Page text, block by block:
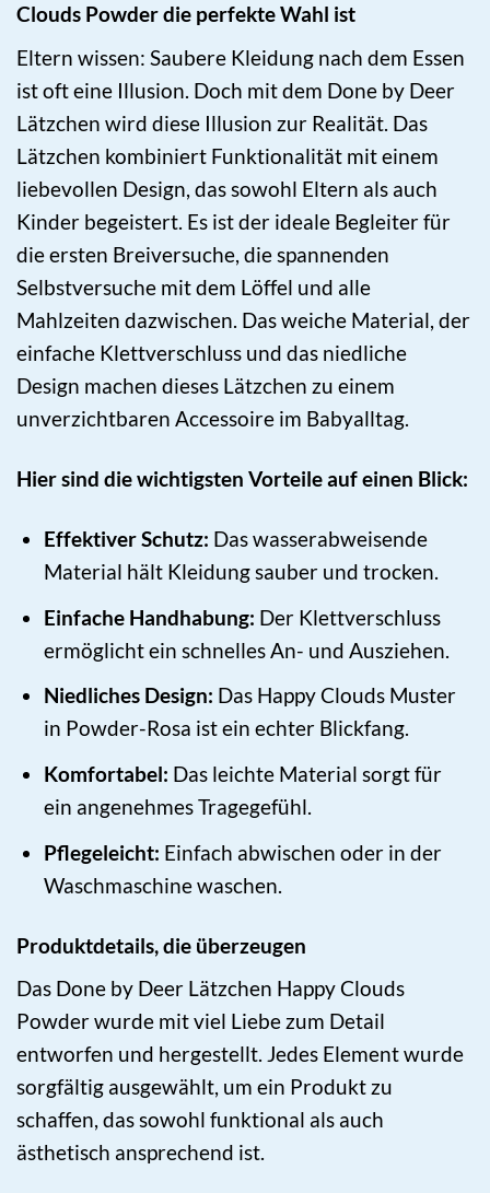
Clouds Powder die perfekte Wahl ist
Eltern wissen: Saubere Kleidung nach dem Essen
ist oft eine Illusion. Doch mit dem Done by Deer
Lätzchen wird diese Illusion zur Realität. Das
Lätzchen kombiniert Funktionalität mit einem
liebevollen Design, das sowohl Eltern als auch
Kinder begeistert. Es ist der ideale Begleiter für
die ersten Breiversuche, die spannenden
Selbstversuche mit dem Löffel und alle
Mahlzeiten dazwischen. Das weiche Material, der
einfache Klettverschluss und das niedliche
Design machen dieses Lätzchen zu einem
unverzichtbaren Accessoire im Babyalltag.
Hier sind die wichtigsten Vorteile auf einen Blick:
Effektiver Schutz: Das wasserabweisende
Material hält Kleidung sauber und trocken.
Einfache Handhabung: Der Klettverschluss
ermöglicht ein schnelles An- und Ausziehen.
Niedliches Design: Das Happy Clouds Muster
in Powder-Rosa ist ein echter Blickfang.
Komfortabel: Das leichte Material sorgt für
ein angenehmes Tragegefühl.
Pflegeleicht: Einfach abwischen oder in der
Waschmaschine waschen.
Produktdetails, die überzeugen
Das Done by Deer Lätzchen Happy Clouds
Powder wurde mit viel Liebe zum Detail
entworfen und hergestellt. Jedes Element wurde
sorgfältig ausgewählt, um ein Produkt zu
schaffen, das sowohl funktional als auch
ästhetisch ansprechend ist.